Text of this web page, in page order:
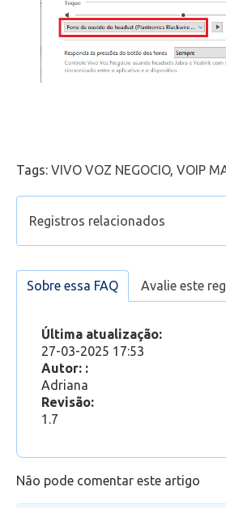
Tags: VIVO VOZ NEGOCIO, VOIP
Registros relacionados
01. VOIP - Localizar a aplicação
02. VOIP - Primeiro acesso
Voz Negócio
VOIP - Como trocar a minha
Sobre essa FAQ Avalie este
Última atualização:
27-03-2025 17:53
Autor: :
Adriana
Revisão:
1.7
Não pode comentar este artigo